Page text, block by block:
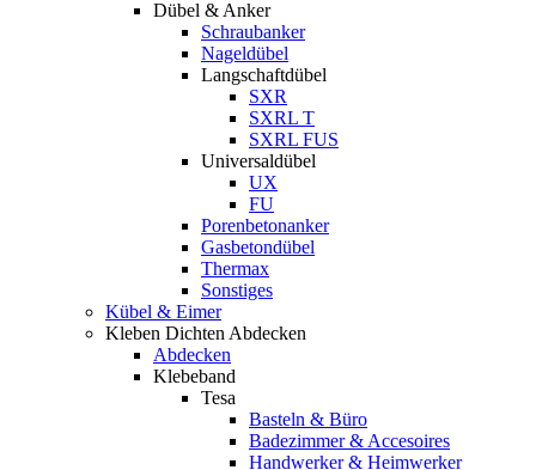
Dübel & Anker
Schraubanker
Nageldübel
Langschaftdübel
SXR
SXRL T
SXRL FUS
Universaldübel
UX
FU
Porenbetonanker
Gasbetondübel
Thermax
Sonstiges
Kübel & Eimer
Kleben Dichten Abdecken
Abdecken
Klebeband
Tesa
Basteln & Büro
Badezimmer & Accesoires
Handwerker & Heimwerker